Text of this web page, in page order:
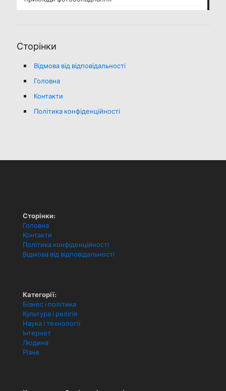
Сторінки
Відмова від відповідальності
Головна
Контакти
Політика конфіденційності
Сторінки:
Головна
Контакти
Політика конфіденційності
Відмова від відповідальності
Категорії:
Бізнес і політика
Культура і релігія
Наука і технології
Інтернет
Людина
Різне